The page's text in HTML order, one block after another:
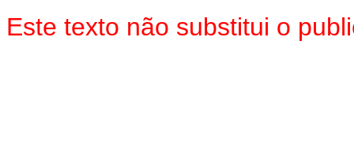
Este texto não substitui o